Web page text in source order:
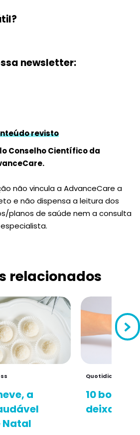
newsletter:
revisto
Conselho Científico da
não vincula a AdvanceCare a
e não dispensa a leitura dos
planos de saúde nem a consulta
relacionados
a
Natal
Quotidiano
10 boas
deixar de